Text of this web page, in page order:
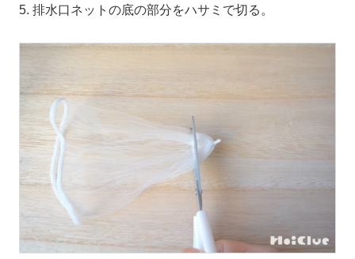
5. 排水口ネットの底の部分をハサミで切る。